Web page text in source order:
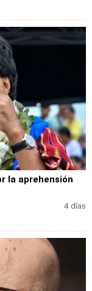
la aprehensión
4 días